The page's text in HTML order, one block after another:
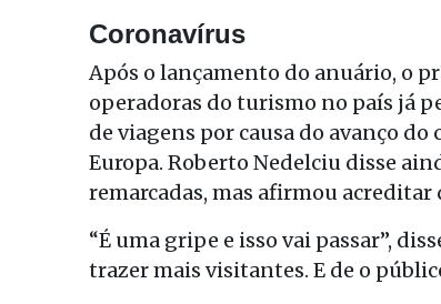
Coronavírus
Após o lançamento do anuário, o
operadoras do turismo no país já
de viagens por causa do avanço
Europa. Roberto Nedelciu disse
remarcadas, mas afirmou
“É uma gripe e isso vai passar”,
trazer mais visitantes. E de o